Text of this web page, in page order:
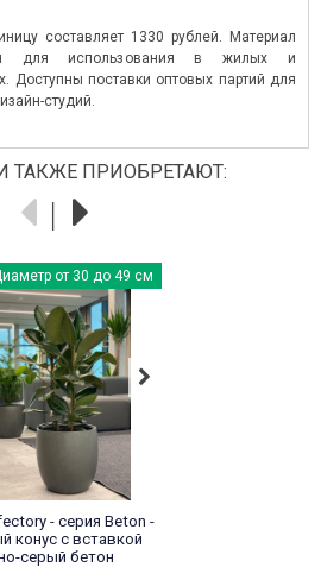
составляет 1330 рублей. Материал
для использования в жилых и
Доступны поставки оптовых партий для
студий.
ТАКЖЕ ПРИОБРЕТАЮТ:
от 30 до 49 см
- серия Beton -
конус с вставкой
серый бетон